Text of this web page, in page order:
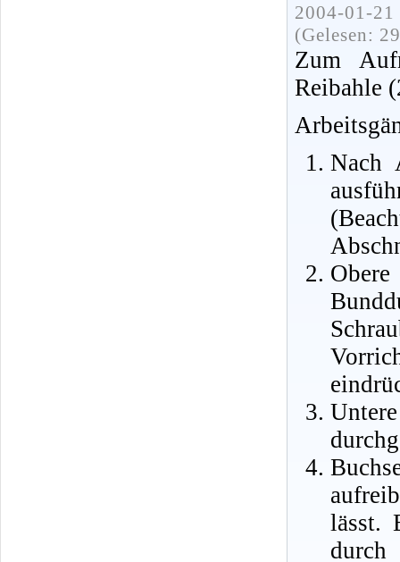
2004-01-
(Gelesen:
Zum
Reibahle
Nach
lässt.